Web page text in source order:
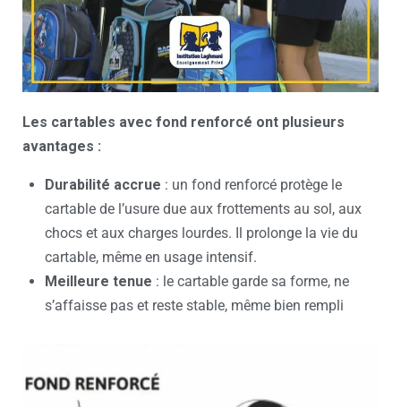
Les cartables avec fond renforcé ont plusieurs
avantages :
Durabilité accrue : un fond renforcé protège le
cartable de l’usure due aux frottements au sol, aux
chocs et aux charges lourdes. Il prolonge la vie du
cartable, même en usage intensif.
Meilleure tenue : le cartable garde sa forme, ne
s’affaisse pas et reste stable, même bien rempli